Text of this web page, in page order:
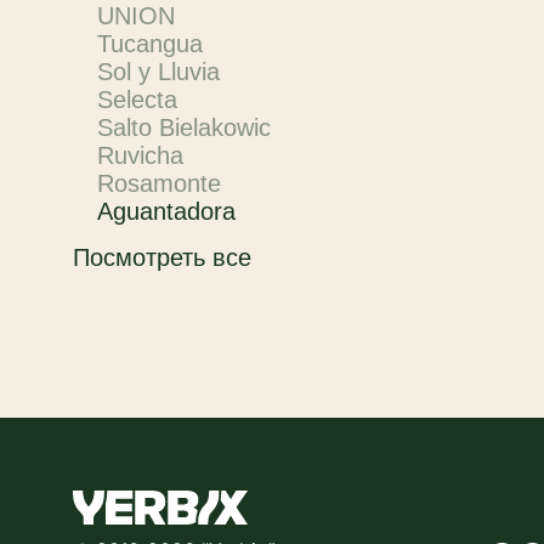
UNION
Tucangua
Sol y Lluvia
Selecta
Salto Bielakowic
Ruvicha
Rosamonte
Aguantadora
Посмотреть все